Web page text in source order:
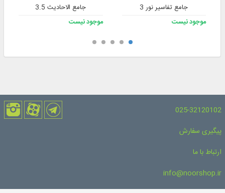
جامع تفاسیر نور 3
موجود نیست
جامع الاحادیث 3.5
موجود نیست
025-32120102
پیگیری سفارش
ارتباط با ما
info@noorshop.ir